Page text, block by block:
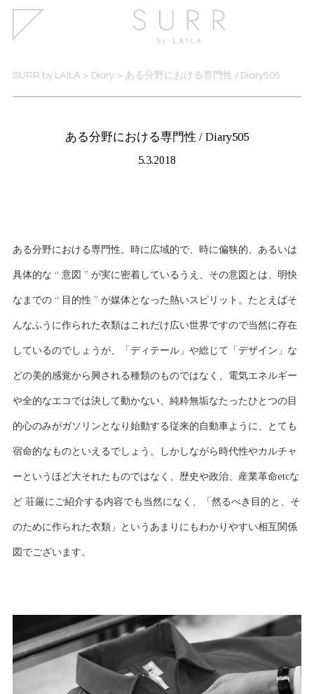
SURR by LAILA > Diary> ある分野における専門性 / Diary505
ある分野における専門性 / Diary505
5.3.2018
ある分野における専門性。時に広域的で、時に偏狭的、あるいは
具体的な “ 意図 ” が実に密着しているうえ、その意図とは、明快
なまでの “ 目的性 ” が媒体となった熱いスピリット。たとえばそ
んなふうに作られた衣類はこれだけ広い世界ですので当然に存在
しているのでしょうが、「ディテール」や総じて「デザイン」な
どの美的感覚から興される種類のものではなく、電気エネルギー
や全的なエコでは決して動かない、純粋無垢なたったひとつの目
的心のみがガソリンとなり始動する従来的自動車ように、とても
宿命的なものといえるでしょう。しかしながら時代性やカルチャ
ーというほど大それたものではなく、歴史や政治、産業革命etcな
ど 荘厳にご紹介する内容でも当然になく、「然るべき目的と、そ
のために作られた衣類」というあまりにもわかりやすい相互関係
図でございます。